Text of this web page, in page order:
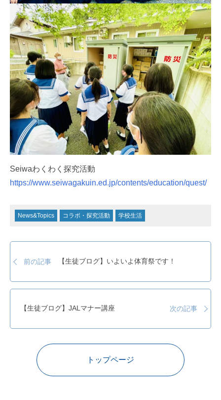
Seiwaわくわく探究活動
https://www.seiwagakuin.ed.jp/contents/education/quest/
News&Topics コラボ・探究活動 学校生活
前の記事 【生徒ブログ】いよいよ体育祭です！
【生徒ブログ】JALマナー講座 次の記事
トップページ